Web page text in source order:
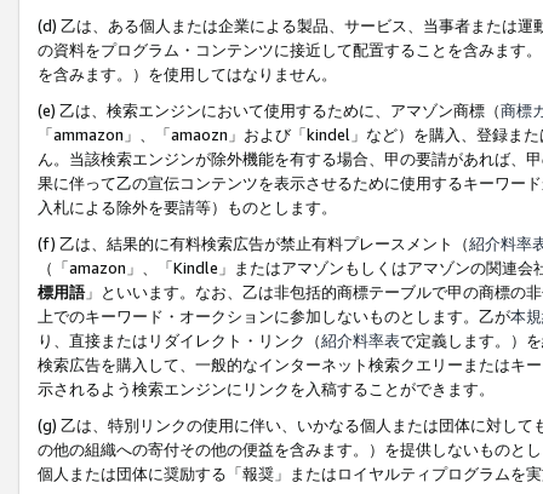
(d) 乙は、ある個人または企業による製品、サービス、当事者または
の資料をプログラム・コンテンツに接近して配置することを含みます
を含みます。）を使用してはなりません。
(e) 乙は、検索エンジンにおいて使用するために、アマゾン商標（商標
「ammazon」、「amaozn」および「kindel」など）を購入、登録ま
ん。当該検索エンジンが除外機能を有する場合、甲の要請があれば、
果に伴って乙の宣伝コンテンツを表示させるために使用するキーワー
入札による除外を要請等）ものとします。
(f) 乙は、結果的に有料検索広告が禁止有料プレースメント（紹介料率
（「amazon」、「Kindle」またはアマゾンもしくはアマゾンの関連
標用語」といいます。なお、乙は非包括的商標テーブルで甲の商標の
上でのキーワード・オークションに参加しないものとします。乙が本
り、直接またはリダイレクト・リンク（紹介料率表で定義します。）
検索広告を購入して、一般的なインターネット検索クエリーまたはキ
示されるよう検索エンジンにリンクを入稿することができます。
(g) 乙は、特別リンクの使用に伴い、いかなる個人または団体に対し
の他の組織への寄付その他の便益を含みます。）を提供しないものと
個人または団体に奨励する「報奨」またはロイヤルティプログラムを